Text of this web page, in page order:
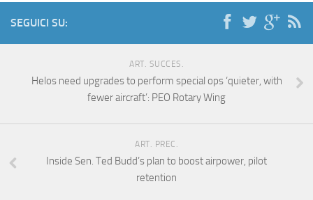
SEGUICI SU:
ART. SUCCES.
Helos need upgrades to perform special ops ‘quieter, with
fewer aircraft’: PEO Rotary Wing
ART. PREC.
Inside Sen. Ted Budd’s plan to boost airpower, pilot
retention